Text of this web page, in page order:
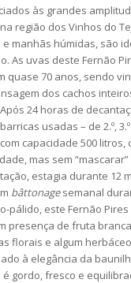
às grandes
região dos Vinhos do
manhãs húmidas, são
As uvas deste Fernão
quase 70 anos, sendo
dos cachos
24 horas de
usadas – de 2.º,
capacidade 500 litros,
mas sem
estagia durante 12
bâttonagesemanal
pálido, este Fernão
presença de fruta
florais e algum
à elegância da
é gordo, fresco e